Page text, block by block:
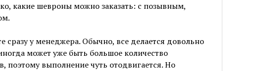
какие шевроны можно заказать: с позывным,
сразу у менеджера. Обычно, все делается довольно
может уже быть большое количество
поэтому выполнение чуть отодвигается. Но